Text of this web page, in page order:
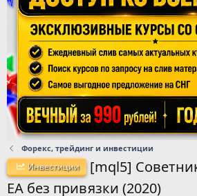
Форекс, трейдинг и инвестиции
Инвестиции
[mql5]
EA без привязки (2020)